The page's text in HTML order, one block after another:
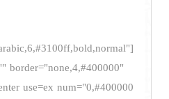
border="none,4,#400000"
use=ex num="0,#400000"]